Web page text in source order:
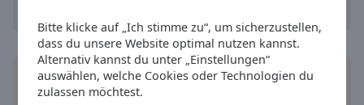
Bitte klicke auf „Ich stimme zu“, um sicherzustellen,
dass du unsere Website optimal nutzen kannst.
Alternativ kannst du unter „Einstellungen“
auswählen, welche Cookies oder Technologien du
zulassen möchtest.
Installieren Sie gratisGratisappauf Ihrem
Smartphone die Online Radio Box-App und hören